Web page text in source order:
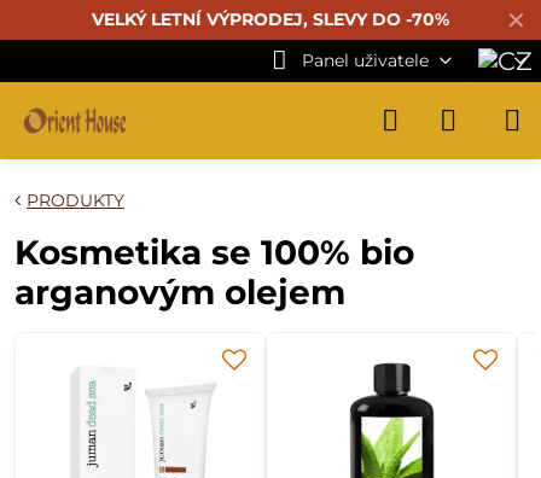
✕
VELKÝ LETNÍ VÝPRODEJ, SLEVY DO -70%
Panel uživatele
PRODUKTY
Kosmetika se 100% bio
arganovým olejem